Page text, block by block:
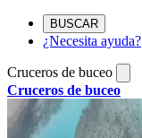
BUSCAR
¿Necesita ayuda?
Cruceros de buceo
Cruceros de buceo